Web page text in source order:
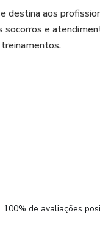
destina aos
socorros e
100% de avaliações